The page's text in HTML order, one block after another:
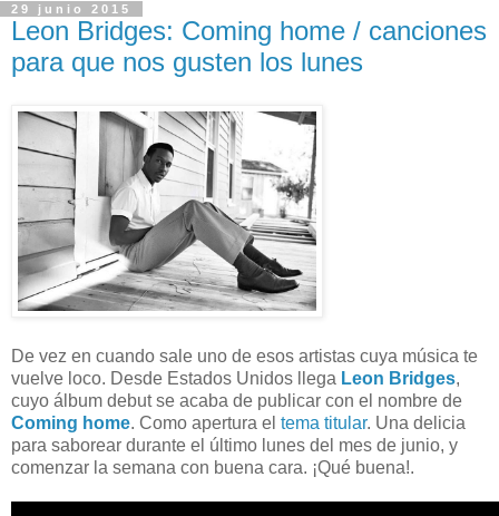
29 junio 2015
Leon Bridges: Coming home / canciones
para que nos gusten los lunes
De vez en cuando sale uno de esos artistas cuya música te
vuelve loco. Desde Estados Unidos llega Leon Bridges,
cuyo álbum debut se acaba de publicar con el nombre de
Coming home. Como apertura el tema titular. Una delicia
para saborear durante el último lunes del mes de junio, y
comenzar la semana con buena cara. ¡Qué buena!.